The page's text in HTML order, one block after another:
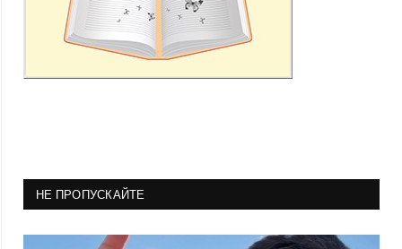
НЕ ПРОПУСКАЙТЕ